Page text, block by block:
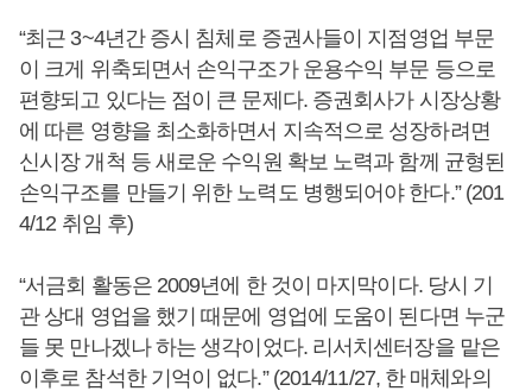
“최근 3~4년간 증시 침체로 증권사들이 지점영업 부문
이 크게 위축되면서 손익구조가 운용수익 부문 등으로
편향되고 있다는 점이 큰 문제다. 증권회사가 시장상황
에 따른 영향을 최소화하면서 지속적으로 성장하려면
신시장 개척 등 새로운 수익원 확보 노력과 함께 균형된
손익구조를 만들기 위한 노력도 병행되어야 한다.” (201
4/12 취임 후)
“서금회 활동은 2009년에 한 것이 마지막이다. 당시 기
관 상대 영업을 했기 때문에 영업에 도움이 된다면 누군
들 못 만나겠나 하는 생각이었다. 리서치센터장을 맡은
이후로 참석한 기억이 없다.” (2014/11/27, 한 매체와의